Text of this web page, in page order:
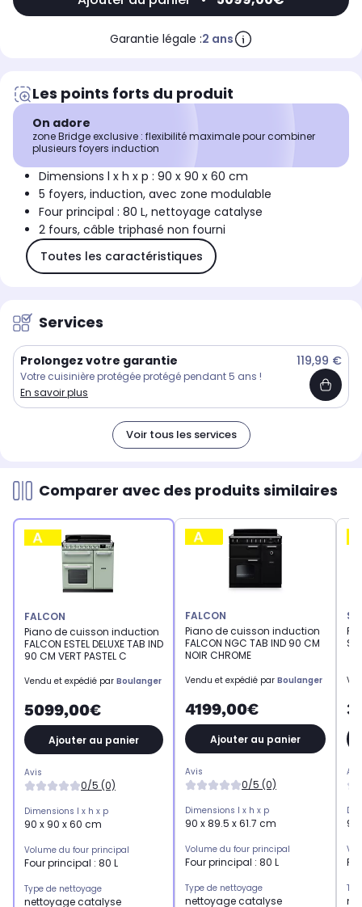
Garantie légale :2 ans
Les points forts du produit
On adore
zone Bridge exclusive : flexibilité maximale pour combiner
plusieurs foyers induction
Dimensions l x h x p : 90 x 90 x 60 cm
5 foyers, induction, avec zone modulable
Four principal : 80 L, nettoyage catalyse
2 fours, câble triphasé non fourni
Toutes les caractéristiques
Services
Prolongez votre garantie 119,99 €
Votre cuisinière protégée protégé pendant 5 ans !
En savoir plus
Voir tous les services
Comparer avec des produits similaires
FALCON
Piano de cuisson induction
FALCON ESTEL DELUXE TAB IND
90 CM VERT PASTEL C
Vendu et expédié par Boulanger
5099,00€
Ajouter au panier
Avis
0/5 (0)
Dimensions l x h x p
90 x 90 x 60 cm
Volume du four principal
Four principal : 80 L
Type de nettoyage
nettoyage catalyse
FALCON
Piano de cuisson induction
FALCON NGC TAB IND 90 CM
NOIR CHROME
Vendu et expédié par Boulanger
4199,00€
Ajouter au panier
Avis
0/5 (0)
Dimensions l x h x p
90 x 89.5 x 61.7 cm
Volume du four principal
Four principal : 80 L
Type de nettoyage
nettoyage catalyse
90